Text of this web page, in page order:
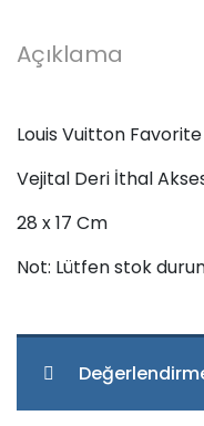
Açıklama
Louis Vuitton
Vejital Deri İthal
28 x 17 Cm
Not: Lütfen stok